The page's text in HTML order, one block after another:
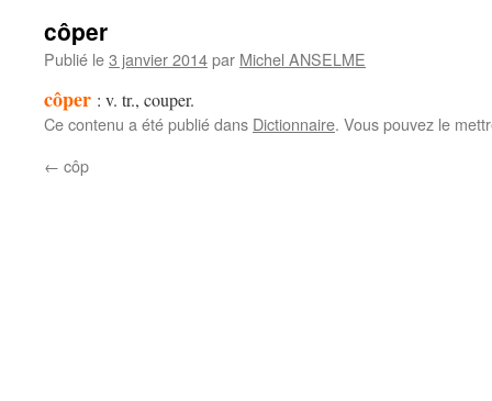
côper
Publié le3 janvier 2014par Michel ANSELME
côper : v. tr., couper.
Ce contenu a été publié dans Dictionnaire. Vous pouvez le
← côp